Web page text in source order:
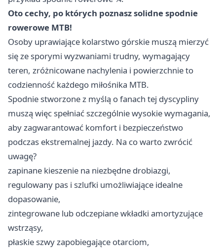
Oto cechy, po których poznasz solidne spodnie
rowerowe MTB!
Osoby uprawiające kolarstwo górskie muszą mierzyć
się ze sporymi wyzwaniami trudny, wymagający
teren, zróżnicowane nachylenia i powierzchnie to
codzienność każdego miłośnika MTB.
Spodnie stworzone z myślą o fanach tej dyscypliny
muszą więc spełniać szczególnie wysokie wymagania,
aby zagwarantować komfort i bezpieczeństwo
podczas ekstremalnej jazdy. Na co warto zwrócić
uwagę?
zapinane kieszenie na niezbędne drobiazgi,
regulowany pas i szlufki umożliwiające idealne
dopasowanie,
zintegrowane lub odczepiane wkładki amortyzujące
wstrząsy,
płaskie szwy zapobiegające otarciom,